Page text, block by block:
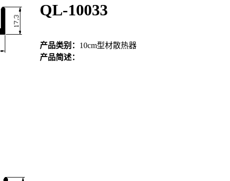
QL-10033
产品类别： 10cm型材散热器
产品简述：